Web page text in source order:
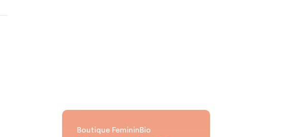
Boutique FemininBio